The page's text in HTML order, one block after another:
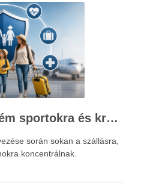
Utasbiztosítás extrém sportokra és krónikus betegségek esetén: mire figyelj utazás előtt?
során sokan a szállásra,
koncentrálnak.